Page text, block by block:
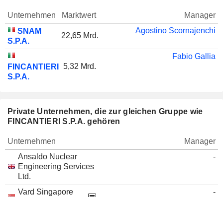
Unternehmen Marktwert
Manager
SNAM
S.P.A.
22,65 Mrd.
Agostino Scornajenchi
FINCANTIERI
S.P.A.
5,32 Mrd.
Fabio Gallia
Private Unternehmen, die zur gleichen Gruppe wie
FINCANTIERI S.P.A. gehören
Unternehmen
Manager
Ansaldo Nuclear
Engineering Services
Ltd.
-
Vard Singapore
-